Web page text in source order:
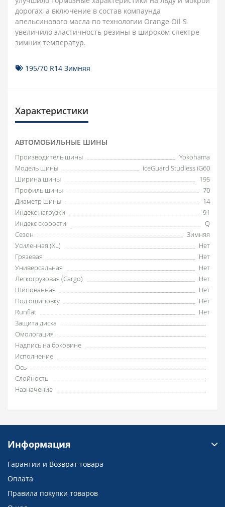
дорогах, а включение в состав компаунда
апельсинового масла по технологии Orange Oil S
увеличило эластичность резины в широком спектре
зимних температур.
195/70 R14 Зимняя
Характеристики
АВТОМОБИЛЬНЫЕ ШИНЫ
Производитель шины
Yokohama
Модель шины
iceGuard Studless iG60
Ширина шины
195
Профиль шины
70
Диаметр шины
14
Индекс нагрузки
91
Индекс скорости
Q
Сезон
Зимняя
Усиленная (XL)
Нет
Грязевая
Нет
Универсальная
Нет
Легкогрузовая (Cargo)
Нет
Шипованная
Нет
Под ошиповку
Нет
Runflat
Нет
Защита диска
Омологация
Надпись на боковине
Исполнение
Ось
Слойность
Назначение
Информация
Гарантии и Возврат товара
Оплата
Правила покупки товаров